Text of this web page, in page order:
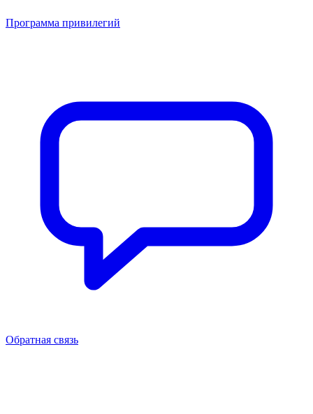
Программа привилегий
Обратная связь